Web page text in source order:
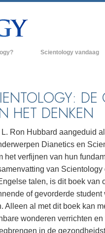
over
scientoloog
van Scientology
Scientology vandaag
Hogere Organisaties
Freewinds
Scientology beschikbaar
hele wereld
David Miscavige -
Scientology
DE
HET DENKEN
Ron Hubbard aangeduid
Dianetics en
het verfijnen van hun
van
talen, is dit boek van
of gevorderde
Alleen al met dit boek kan
wonderen verrichten
in de